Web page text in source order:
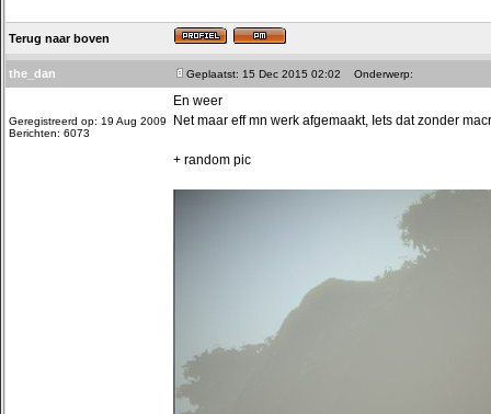
Terug naar boven
the_dan Geplaatst: 15 Dec 2015 02:02 Onderwerp:
Geregistreerd op: 19 Aug 2009
Berichten: 6073
En weer
Net maar eff mn werk afgemaakt, Iets dat zonder
+ random pic